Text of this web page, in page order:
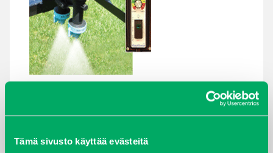
Tämä sivusto käyttää evästeitä
ARKISTOT
maaliskuu 2026